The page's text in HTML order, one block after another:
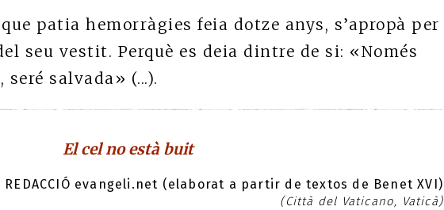
patia hemorràgies feia dotze anys, s’apropà per
seu vestit. Perquè es deia dintre de si: «Només
salvada» (...).
El cel no està buit
REDACCIÓ evangeli.net (elaborat a partir de textos de Benet XVI)
(Città del Vaticano, Vaticà)